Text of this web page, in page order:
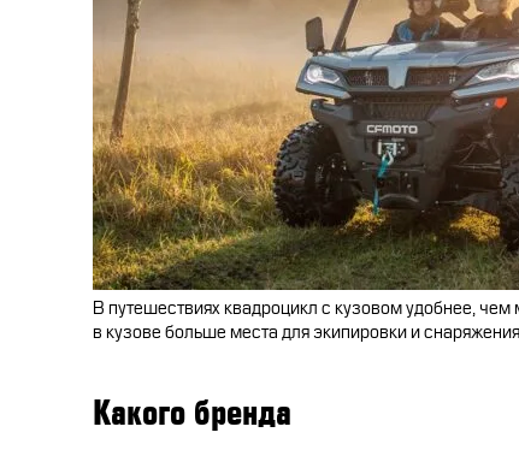
В путешествиях квадроцикл с кузовом удобнее,
в кузове больше места для экипировки и снаряжения
Какого бренда